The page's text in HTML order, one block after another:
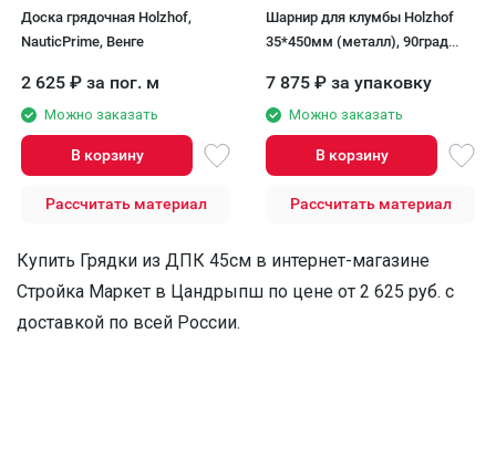
Доска грядочная Holzhof,
NauticPrime, Венге
2 625 ₽ за пог. м
Можно заказать
В корзину
Рассчитать материал
Шарнир для клумбы Holzhof
35*450мм (металл), 90град
7 875 ₽ за упаковку
Можно заказать
В корзину
Рассчитать материал
Купить Грядки из ДПК 45см в интернет-магазине
Стройка Маркет в Цандрыпш по цене от 2 625 руб. с
доставкой по всей России.